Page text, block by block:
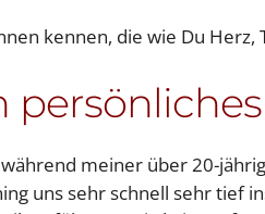
kennen, die wie Du Herz,
meiner über 20-
uns sehr schnell sehr tief